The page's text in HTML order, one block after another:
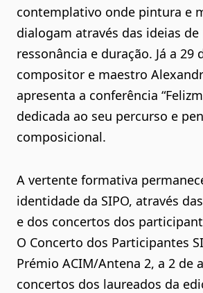
contemplativo onde pintura e
dialogam através das ideias de
ressonância e duração. Já a 29
compositor e maestro
apresenta a conferência
dedicada ao seu percurso e
composicional.
A vertente formativa
identidade da SIPO, através
e dos concertos dos
O Concerto dos Participantes
Prémio ACIM/Antena 2, a 2 de
concertos dos laureados da